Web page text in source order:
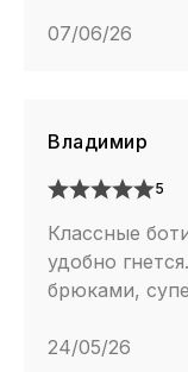
07/06/26
Владимир
5
Классные
удобно
брюками,
24/05/26